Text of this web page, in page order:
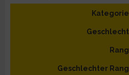
Kategorie
Geschlecht
Rang
Geschlechter Rang